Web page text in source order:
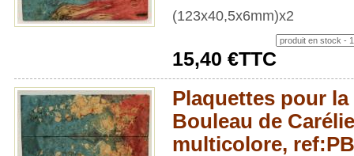
(123x40,5x6mm)x2
15,40 €TTC
Plaquettes pour
Bouleau de
multicolore,